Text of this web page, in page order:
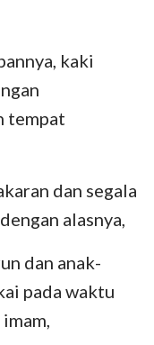
kaki
tempat
dan segala
alasnya,
dan anak-
pada waktu